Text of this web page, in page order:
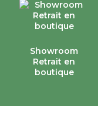
Showroom
Retrait en
boutique